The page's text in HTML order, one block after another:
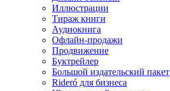
Иллюстрации
Тираж книги
Аудиокнига
Офлайн-продажи
Продвижение
Буктрейлер
Большой издательский пакет
Rideró для бизнеса